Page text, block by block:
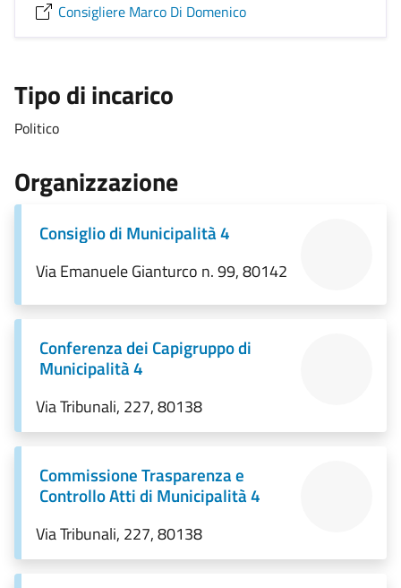
Consigliere Marco Di Domenico
Tipo di incarico
Politico
Organizzazione
Consiglio di Municipalità 4
Via Emanuele Gianturco n. 99, 80142
Conferenza dei Capigruppo di
Municipalità 4
Via Tribunali, 227, 80138
Commissione Trasparenza e
Controllo Atti di Municipalità 4
Via Tribunali, 227, 80138